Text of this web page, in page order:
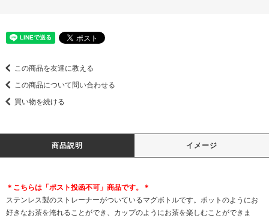
この商品を友達に教える
この商品について問い合わせる
買い物を続ける
商品説明 イメージ
＊こちらは「ポスト投函不可」商品です。＊
ステンレス製のストレーナーがついているマグボトルです。ポットのようにお
好きなお茶を淹れることができ、カップのようにお茶を楽しむことができま